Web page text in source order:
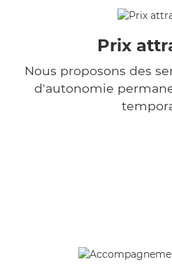
Prix
Nous proposons des
d'autonomie